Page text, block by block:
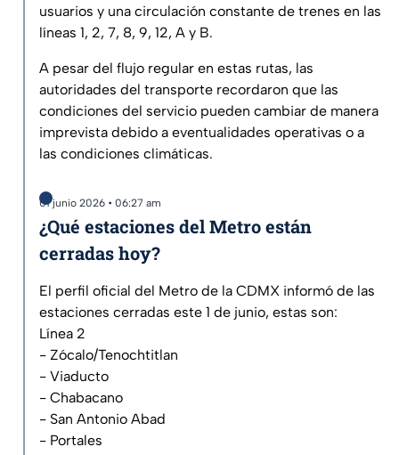
usuarios y una circulación constante de trenes en las
líneas 1, 2, 7, 8, 9, 12, A y B.
A pesar del flujo regular en estas rutas, las
autoridades del transporte recordaron que las
condiciones del servicio pueden cambiar de manera
imprevista debido a eventualidades operativas o a
las condiciones climáticas.
01 junio 2026 • 06:27 am
¿Qué estaciones del Metro están
cerradas hoy?
El perfil oficial del Metro de la CDMX informó de las
estaciones cerradas este 1 de junio, estas son:
Línea 2
- Zócalo/Tenochtitlan
- Viaducto
- Chabacano
- San Antonio Abad
- Portales